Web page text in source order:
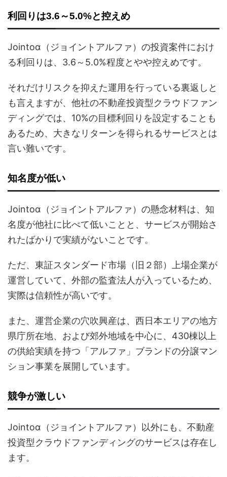
利回りは3.6～5.0%と控えめ
Jointoα（ジョイントアルファ）の投資案件におけ
る利回りは、3.6～5.0%程度とやや控えめです。
それだけリスクを抑えた運用を行っている裏返しと
も言えますが、他社の不動産投資型クラウドファン
ディングでは、10%の目標利回りを設定することも
あるため、大きなリターンを得られるサービスとは
言い難いです。
知名度が低い
Jointoα（ジョイントアルファ）の懸念材料は、知
名度が他社に比べて低いことと、サービスが開始さ
れたばかりで実績がないことです。
ただ、東証スタンダード市場（旧２部）上場企業が
運営していて、外部の監査法人が入っているため、
実際は信頼性が高いです。
また、運営企業の穴吹興産は、西日本エリアの地方
県庁所在地、および郊外地域を中心に、430棟以上
の供給実績を持つ「アルファ」ブランドの分譲マン
ション事業を展開しています。
競争が激しい
Jointoα（ジョイントアルファ）以外にも、不動産
投資型クラウドファンディングのサービスは存在し
ます。